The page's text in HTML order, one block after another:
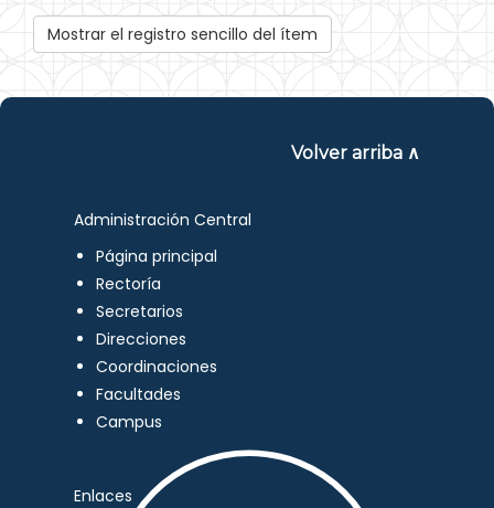
Mostrar el registro sencillo del ítem
Volver arriba ∧
Administración Central
Página principal
Rectoría
Secretarios
Direcciones
Coordinaciones
Facultades
Campus
Enlaces